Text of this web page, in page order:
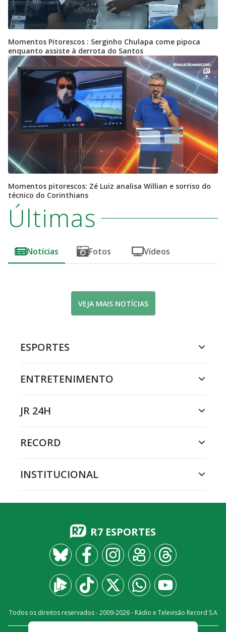
Momentos Pitorescos : Serginho Chulapa come pipoca
enquanto assiste à derrota do Santos
Momentos pitorescos: Zé Luiz analisa Willian e sorriso do
técnico do Corinthians
Últimas
Notícias Fotos Vídeos
VEJA MAIS NOTÍCIAS
ESPORTES
ENTRETENIMENTO
JR 24H
RECORD
INSTITUCIONAL
R7 ESPORTES
Todos os direitos reservados - 2009-2026- Rádio e Televisão Record S.A